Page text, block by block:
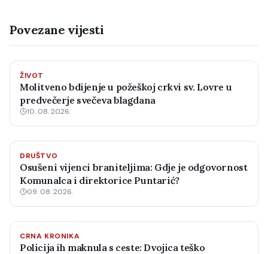
Povezane vijesti
ŽIVOT
Molitveno bdijenje u požeškoj crkvi sv. Lovre u
predvečerje svečeva blagdana
10. 08. 2026.
DRUŠTVO
Osušeni vijenci braniteljima: Gdje je odgovornost
Komunalca i direktorice Puntarić?
09. 08. 2026.
CRNA KRONIKA
Policija ih maknula s ceste: Dvojica teško